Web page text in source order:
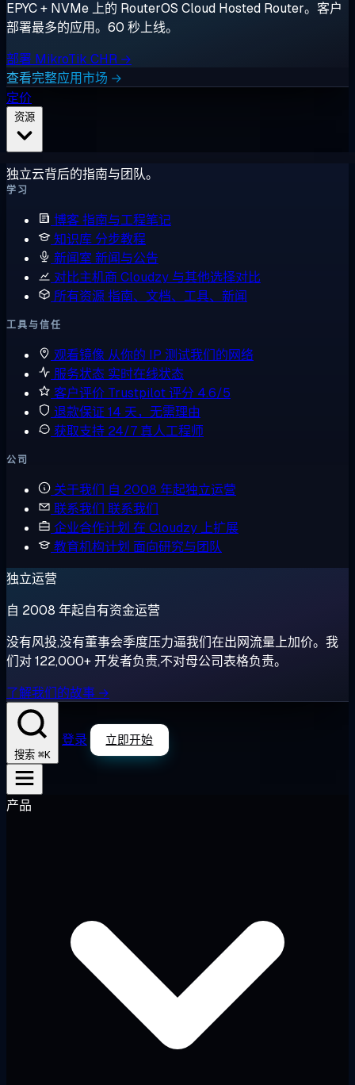
EPYC + NVMe 上的 RouterOS Cloud Hosted Router。客户
部署最多的应用。60 秒上线。
部署 MikroTik CHR →
查看完整应用市场 →
定价
独立云背后的指南与团队。
学习
博客指南与工程笔记
知识库 分步教程
新闻室 新闻与公告
对比主机商 Cloudzy 与其他选择对比
所有资源指南、文档、工具、新闻
工具与信任
观看镜像 从你的 IP 测试我们的网络
服务状态 实时在线状态
客户评价 Trustpilot 评分 4.6/5
退款保证 14 天，无需理由
获取支持 24/7 真人工程师
公司
关于我们 自 2008 年起独立运营
联系我们 联系我们
企业合作计划 在 Cloudzy 上扩展
教育机构计划 面向研究与团队
独立运营
自 2008 年起自有资金运营
没有风投,没有董事会季度压力逼我们在出网流量上加价。我
们对 122,000+ 开发者负责,不对母公司表格负责。
了解我们的故事 →
搜索 ⌘K
登录 立即开始
产品